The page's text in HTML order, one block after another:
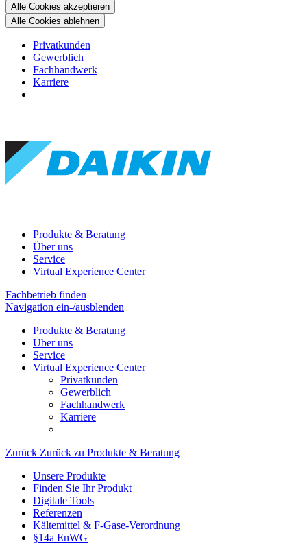
Alle Cookies akzeptieren
Alle Cookies ablehnen
Privatkunden
Gewerblich
Fachhandwerk
Karriere
Produkte & Beratung
Über uns
Service
Virtual Experience Center
Fachbetrieb finden
Navigation ein-/ausblenden
Produkte & Beratung
Über uns
Service
Virtual Experience Center
Privatkunden
Gewerblich
Fachhandwerk
Karriere
Zurück Zurück zu Produkte & Beratung
Unsere Produkte
Finden Sie Ihr Produkt
Digitale Tools
Referenzen
Kältemittel & F-Gase-Verordnung
§14a EnWG